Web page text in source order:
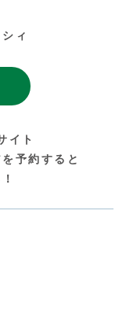
ィ
イト
予約すると